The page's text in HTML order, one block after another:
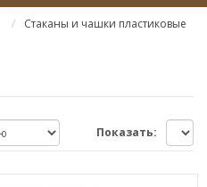
Стаканы и чашки пластиковые
Показать: